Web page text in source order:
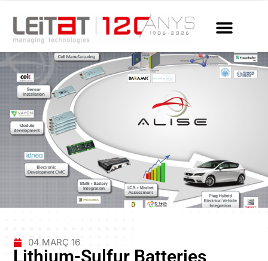
04 MARÇ 16
Lithium-Sulfur Batteries